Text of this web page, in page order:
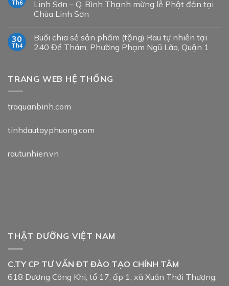
Th6
Linh Sơn – Q. Bình Thạnh mừng lễ Phật đản tại
Chùa Linh Sơn
30
Th4
Buổi chia sẻ sản phẩm (tặng) Rau tự nhiên tại
240 Đề Thám, Phường Phạm Ngũ Lão, Quận 1.
TRANG WEB HỆ THỐNG
traquanbinh.com
tinhdautayphuong.com
rautunhien.vn
THẬT DƯỠNG VIỆT NAM
C.TY CP TƯ VẤN ĐT ĐÀO TẠO CHÍNH TÂM
618 Dương Công Khi, tổ 17, ấp 1, xã Xuân Thới Thượng,